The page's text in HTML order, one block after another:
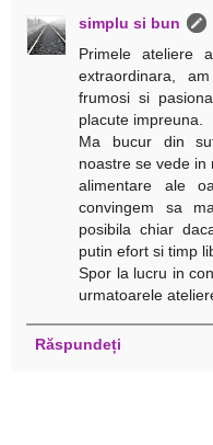
simplu si bun
Primele ateliere
extraordinara,
frumosi si
placute impreuna.
Ma bucur din
noastre se vede in
alimentare ale
convingem sa
posibila chiar
putin efort si timp
Spor la lucru in
urmatoarele
Răspundeți